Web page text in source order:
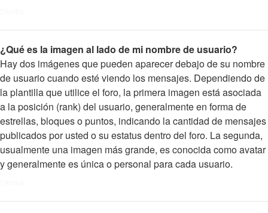
¿Qué es la imagen al lado de mi nombre de usuario?
Hay dos imágenes que pueden aparecer debajo de su nombre
de usuario cuando esté viendo los mensajes. Dependiendo de
la plantilla que utilice el foro, la primera imagen está asociada
a la posición (rank) del usuario, generalmente en forma de
estrellas, bloques o puntos, indicando la cantidad de mensajes
publicados por usted o su estatus dentro del foro. La segunda,
usualmente una imagen más grande, es conocida como avatar
y generalmente es única o personal para cada usuario.